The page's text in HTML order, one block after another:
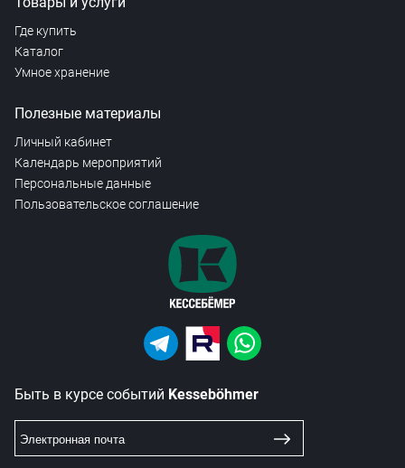
Где купить
Каталог
Умное хранение
Полезные материалы
Личный кабинет
Календарь мероприятий
Персональные данные
Пользовательское соглашение
Быть в курсе событий Kesseböhmer